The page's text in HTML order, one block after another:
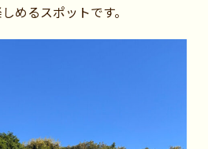
めるスポットです。